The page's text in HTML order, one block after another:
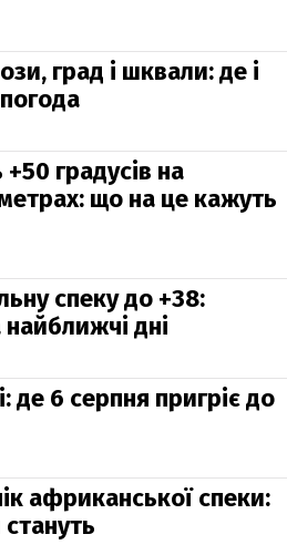
град і шквали: де і
градусів на
що на це кажуть
спеку до +38:
дні
де 6 серпня пригріє до
африканської спеки: